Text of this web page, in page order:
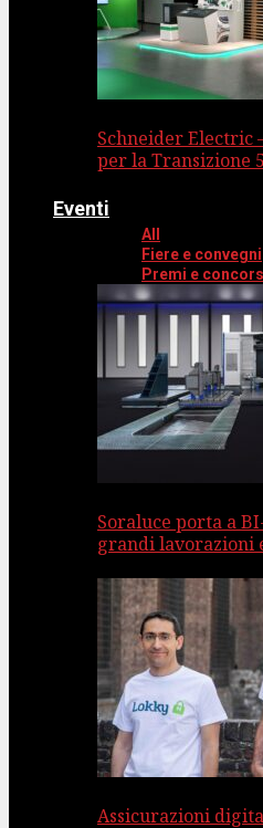
Schneider Electric
per la Transizione
Eventi
All
Fiere e convegni
Premi e
Soraluce porta a
grandi lavorazioni
Assicurazioni